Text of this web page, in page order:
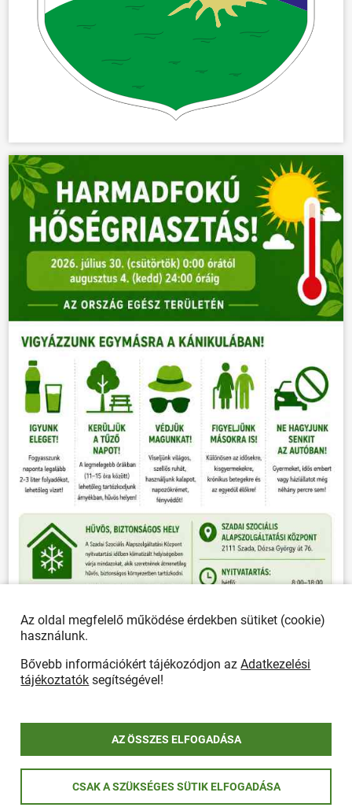
ÖSSZES PLAKÁT
Önkormányzat
Ügyfélfogadás, elérhetőségek
Az oldal megfelelő működése érdekben sütiket (cookie)
használunk.
Bővebb információkért tájékozódjon azAdatkezelési
tájékoztatók segítségével!
AZ ÖSSZES ELFOGADÁSA
CSAK A SZÜKSÉGES SÜTIK ELFOGADÁSA